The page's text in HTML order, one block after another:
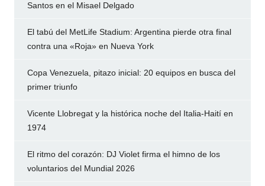
Santos en el Misael Delgado
El tabú del MetLife Stadium: Argentina pierde otra final
contra una «Roja» en Nueva York
Copa Venezuela, pitazo inicial: 20 equipos en busca del
primer triunfo
Vicente Llobregat y la histórica noche del Italia-Haití en
1974
El ritmo del corazón: DJ Violet firma el himno de los
voluntarios del Mundial 2026